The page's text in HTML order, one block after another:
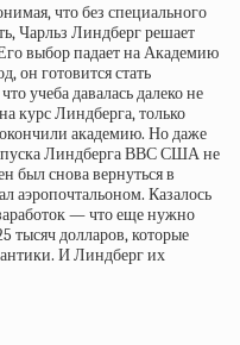
что без специального
Чарльз Линдберг решает
выбор падает на Академию
готовится стать
учеба давалась далеко не
курс Линдберга, только
академию. Но даже
Линдберга ВВС США не
был снова вернуться в
аэропочтальоном. Казалось
— что еще нужно
долларов, которые
И Линдберг их